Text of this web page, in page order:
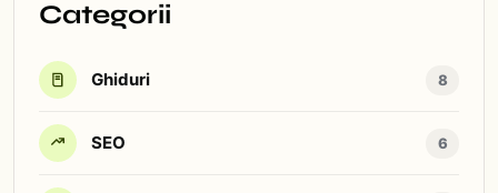
Categorii
Ghiduri 8
SEO 6